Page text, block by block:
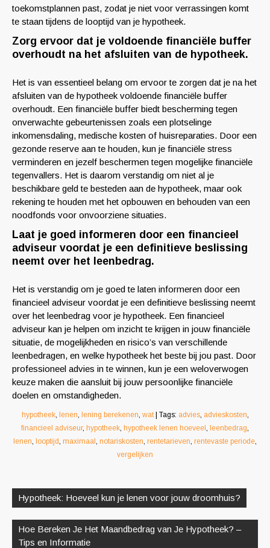
toekomstplannen past, zodat je niet voor verrassingen komt
te staan tijdens de looptijd van je hypotheek.
Zorg ervoor dat je voldoende financiële buffer
overhoudt na het afsluiten van de hypotheek.
Het is van essentieel belang om ervoor te zorgen dat je na het
afsluiten van de hypotheek voldoende financiële buffer
overhoudt. Een financiële buffer biedt bescherming tegen
onverwachte gebeurtenissen zoals een plotselinge
inkomensdaling, medische kosten of huisreparaties. Door een
gezonde reserve aan te houden, kun je financiële stress
verminderen en jezelf beschermen tegen mogelijke financiële
tegenvallers. Het is daarom verstandig om niet al je
beschikbare geld te besteden aan de hypotheek, maar ook
rekening te houden met het opbouwen en behouden van een
noodfonds voor onvoorziene situaties.
Laat je goed informeren door een financieel
adviseur voordat je een definitieve beslissing
neemt over het leenbedrag.
Het is verstandig om je goed te laten informeren door een
financieel adviseur voordat je een definitieve beslissing neemt
over het leenbedrag voor je hypotheek. Een financieel
adviseur kan je helpen om inzicht te krijgen in jouw financiële
situatie, de mogelijkheden en risico’s van verschillende
leenbedragen, en welke hypotheek het beste bij jou past. Door
professioneel advies in te winnen, kun je een weloverwogen
keuze maken die aansluit bij jouw persoonlijke financiële
doelen en omstandigheden.
hypotheek, lenen, lening berekenen, wat | Tags: advies, advieskosten,
financieel adviseur, hypotheek, hypotheek lenen hoeveel , leenbedrag,
lenen, looptijd, maximaal , notariskosten, rentetarieven, rentevaste periode,
vergelijken
Hypotheek: Hoeveel kun je lenen voor jouw droomhuis?
Hoe Bereken Je Het Maandbedrag van Je Hypotheek? –
Tips en Informatie